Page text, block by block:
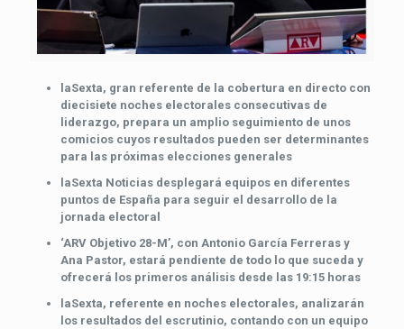
laSexta, gran referente de la cobertura en directo con
diecisiete noches electorales consecutivas de
liderazgo, prepara un amplio seguimiento de unos
comicios cuyos resultados pueden ser determinantes
para las próximas elecciones generales
laSexta Noticias desplegará equipos en diferentes
puntos de España para seguir el desarrollo de la
jornada electoral
‘ARV Objetivo 28-M’, con Antonio García Ferreras y
Ana Pastor, estará pendiente de todo lo que suceda y
ofrecerá los primeros análisis desde las 19:15 horas
laSexta, referente en noches electorales, analizarán
los resultados del escrutinio, contando con un equipo